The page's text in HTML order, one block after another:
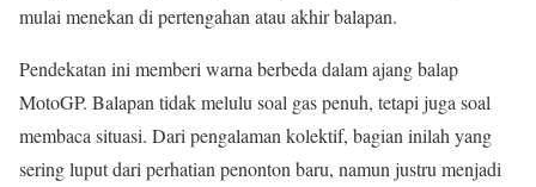
mulai menekan di pertengahan atau akhir balapan.
Pendekatan ini memberi warna berbeda dalam ajang balap
MotoGP. Balapan tidak melulu soal gas penuh, tetapi juga soal
membaca situasi. Dari pengalaman kolektif, bagian inilah yang
sering luput dari perhatian penonton baru, namun justru menjadi